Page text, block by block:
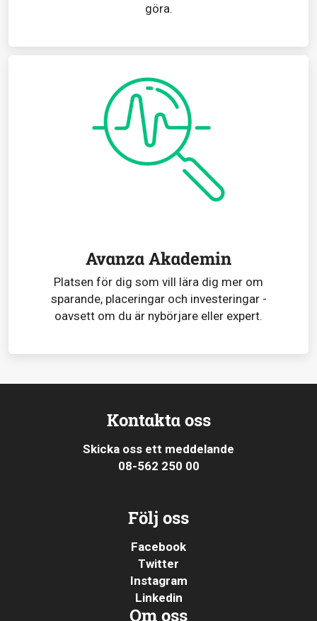
göra.
Avanza Akademin
Platsen för dig som vill lära dig mer om
sparande, placeringar och investeringar -
oavsett om du är nybörjare eller expert.
Kontakta oss
Skicka oss ett meddelande
08-562 250 00
Följ oss
Facebook
Twitter
Instagram
Linkedin
Om oss